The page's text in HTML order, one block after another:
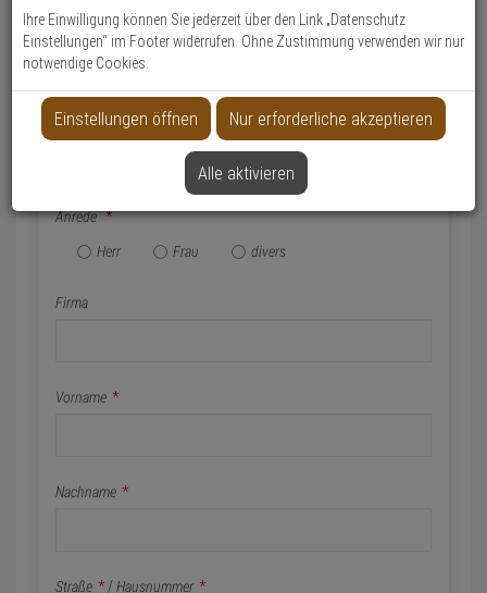
Suche
Geschäftskunden-
Konto anlegen
anlegen
Name & Anschrift
Anrede *
Herr
Frau divers
Firma
Vorname *
Nachname *
Straße * /Hausnummer *
Ihre Einwilligung können Sie jederzeit über den Link „Datenschutz
Einstellungen“ im Footer widerrufen. Ohne Zustimmung verwenden wir nur
notwendige Cookies.
Einstellungen öffnen Nur erforderliche akzeptieren
Alle aktivieren